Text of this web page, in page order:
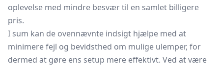
oplevelse med mindre besvær til en samlet billigere
pris.
I sum kan de ovennævnte indsigt hjælpe med at
minimere fejl og bevidsthed om mulige ulemper, for
dermed at gøre ens setup mere effektivt. Ved at være